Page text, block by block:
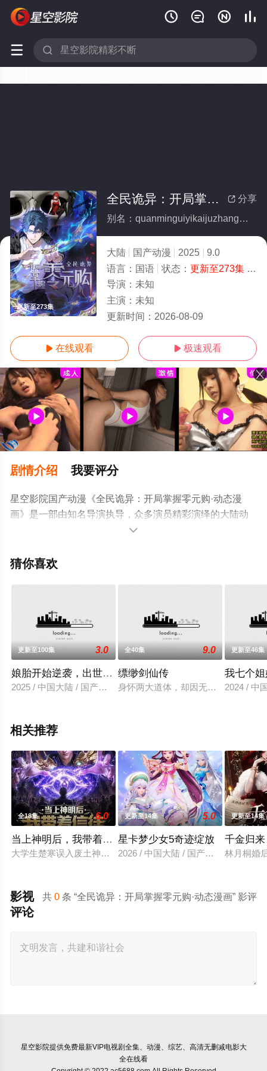
   
 
更新至273集
 分享
全民诡异：开局掌握零元购·动态漫画
别名：quanminguiyikaijuzhangwolingyuangoudongtaimanhua
大陆 国产动漫 2025
9.0
语言： 国语 状态： 更新至273集- 免费在线观看
导演： 未知
主演： 未知
更新时间： 2026-08-09
 在线观看  极速观看
剧情介绍 我要评分
星空影院国产动漫《全民诡异：开局掌握零元购·动态漫
画》是一部由知名导演执导，众多演员精彩演绎的大陆动
漫，手机免费观看高清未删减完整版动漫全集就上星空电
等平台了解。

猜你喜欢
更新至100集 3.0
娘胎开始逆袭，出世即无敌
2025 / 中国大陆 / 国产动漫
全40集 9.0
缥缈剑仙传
身怀两大道体，却因无灵根启发灵体
更新至46集
我七个
2024 / 中
相关推荐
全18集 6.0
当上神明后，我带着信徒干翻了废土
大学生楚寒误入废土神选游戏，新手保护期即将结束，他急中
更新至14集 5.0
星卡梦少女5奇迹绽放
2026 / 中国大陆 / 国产动漫
更新至14集
千金归
林月桐婚
共0 条 “全民诡异：开局掌握零元购·动态漫画” 影评
影视
评论
星空影院提供免费最新VIP电视剧全集、动漫、综艺、高清无删减电影大
全在线看